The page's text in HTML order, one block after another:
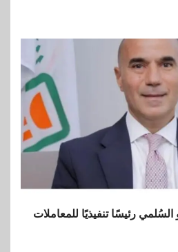
السُلمي رئيسًا تنفيذيًا للمعاملات